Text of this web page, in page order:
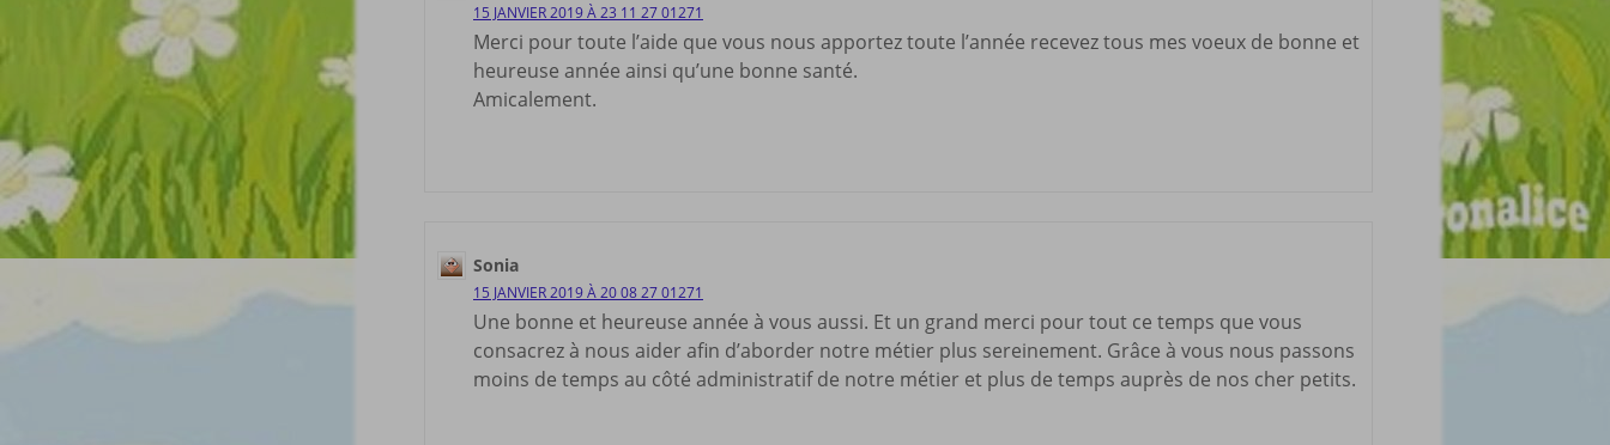
15 JANVIER 2019 À 23 11 27 01271
Merci pour toute l’aide que vous nous apportez toute l’année recevez tous mes voeux de bonne et
heureuse année ainsi qu’une bonne santé.
Amicalement.
Sonia
15 JANVIER 2019 À 20 08 27 01271
Une bonne et heureuse année à vous aussi. Et un grand merci pour tout ce temps que vous
consacrez à nous aider afin d’aborder notre métier plus sereinement. Grâce à vous nous passons
moins de temps au côté administratif de notre métier et plus de temps auprès de nos cher petits.